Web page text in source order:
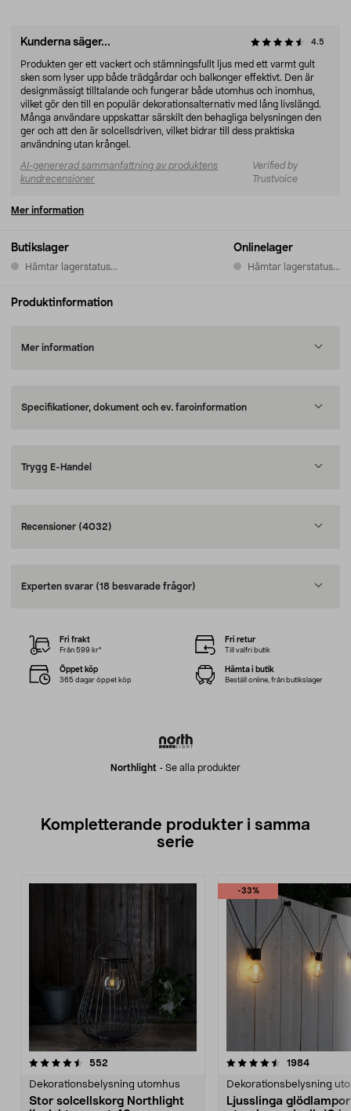
Butikslager
Hämtar lagerstatus...
Onlinelager
Hämtar lagerstatus...
Kunderna säger... 4.5
Produkten ger ett vackert och stämningsfullt ljus med ett varmt gult
sken som lyser upp både trädgårdar och balkonger effektivt. Den är
designmässigt tilltalande och fungerar både utomhus och inomhus,
vilket gör den till en populär dekorationsalternativ med lång livslängd.
Många användare uppskattar särskilt den behagliga belysningen den
ger och att den är solcellsdriven, vilket bidrar till dess praktiska
användning utan krångel.
AI-genererad sammanfattning av produktens
kundrecensioner
Verified by
Trustvoice
Mer information
Produktinformation
Mer information
Specifikationer, dokument och ev. faroinformation
Trygg E-Handel
Recensioner (4032)
Experten svarar (18 besvarade frågor)
Northlight - Se alla produkter
Fri frakt
Från 599 kr*
Fri retur
Till valfri butik
Öppet köp
365 dagar öppet köp
Hämta i butik
Beställ online, från butikslager
Kompletterande produkter i samma
serie
552
Dekorationsbelysning utomhus
Stor solcellskorg Northlight
-33%
4.5av 5 stjärnor 1984
Dekorationsbelysning
Ljusslinga glödlampor
4.0av 5 stjärnor